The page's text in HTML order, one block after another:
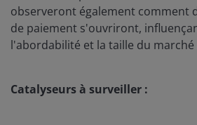
observeront également comment
de paiement s'ouvriront,
l'abordabilité et la taille du
Catalyseurs à surveiller :